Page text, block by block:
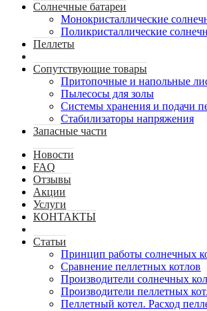
Солнечные батареи
Монокристаллические
Поликристаллические
Пеллеты
Сопутствующие товары
Притопочные и напольные
Пылесосы для золы
Системы хранения и подачи
Стабилизаторы напряжения
Запасные части
Новости
FAQ
Отзывы
Акции
Услуги
КОНТАКТЫ
Статьи
Принцип работы солнечных
Сравнение пеллетных котлов
Производители солнечных
Производители пеллетных
Пеллетный котел. Расход